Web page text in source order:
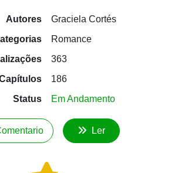
Autores
Graciela Cortés
Romance
363
186
Status
Em Andamento
Ler